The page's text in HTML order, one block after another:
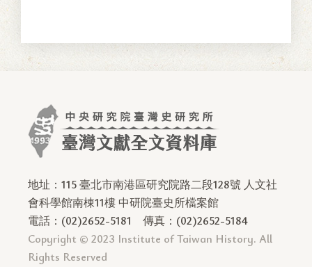
地址：115 臺北市南港區研究院路二段128號 人文社
會科學館南棟11樓 中研院臺史所檔案館
電話：(02)2652-5181
傳真：(02)2652-5184
Copyright © 2023 Institute of Taiwan History. All
Rights Reserved